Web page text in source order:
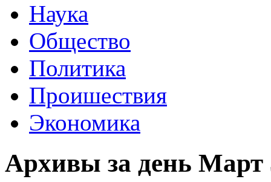
Наука
Общество
Политика
Проишествия
Экономика
Архивы за день Март